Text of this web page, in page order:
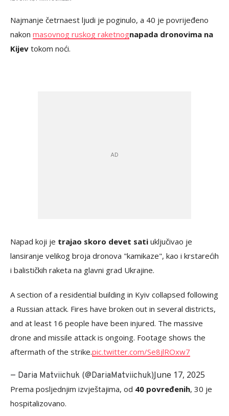
Najmanje četrnaest ljudi je poginulo, a 40 je povrijeđeno
nakon masovnog ruskog raketnognapada dronovima na
Kijev tokom noći.
Napad koji je trajao skoro devet sati uključivao je
lansiranje velikog broja dronova "kamikaze", kao i krstarećih
i balističkih raketa na glavni grad Ukrajine.
A section of a residential building in Kyiv collapsed following
a Russian attack. Fires have broken out in several districts,
and at least 16 people have been injured. The massive
drone and missile attack is ongoing. Footage shows the
aftermath of the strike.pic.twitter.com/Se8jlROxw7
— Daria Matviichuk (@DariaMatviichuk)June 17, 2025
Prema posljednjim izvještajima, od 40 povređenih, 30 je
hospitalizovano.